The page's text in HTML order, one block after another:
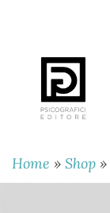
PSICOGRAFICI
EDITORE
Home » Shop »